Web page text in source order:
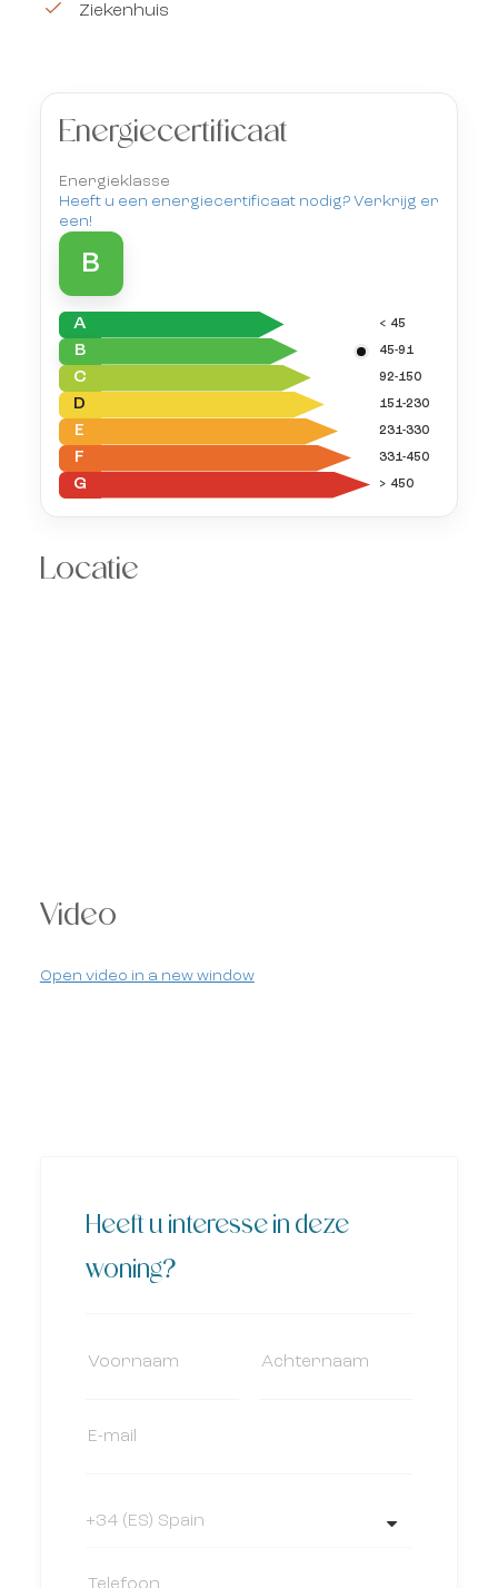
Ziekenhuis
Energiecertificaat
Energieklasse
Heeft u een energiecertificaat nodig? Verkrijg er
een!
B
A < 45
B 45-91
C 92-150
D 151-230
E 231-330
F 331-450
G > 450
Locatie
Video
Open video in a new window
Heeft u interesse in deze
woning?